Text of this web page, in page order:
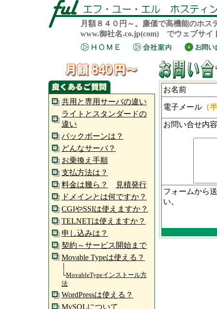
月額８４０円～。廉価で高機能のホス
www.御社名.co.jp(com) でウェブサイ
共用と専用サーバの違い
ライトとスタンダードの
違い
バックボーンは？
どんなサーバ？
お乗換え手順
支払方法は？
料金は幾ら？
見積発行
ドメインとは何ですか？
CGIやSSIは使えますか？
TELNETは使えますか？
申し込みは？
契約～サービス開始まで
Movable Typeは使える？
└MovableTypeインストール方
法
WordPressは使える？
MySQLについて
お名前
電子メール （
お問い合せ内容
フォームから
い。